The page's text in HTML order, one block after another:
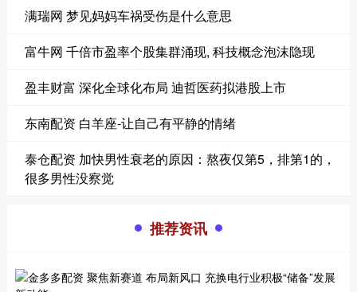
满瑞网 梦见妈妈车祸受伤是什么意思
富牛网 千倍市盈率个股集群涌现, 科技概念泡沫隐现
盈丰财富 深化全球化布局 迪哲医药拟港股上市
东南配资 白羊座-让自己有平静的情绪
泰仓配资 加快男性衰老的原因：熬夜仅第5，排第1的，
很多男性没察觉
推荐资讯